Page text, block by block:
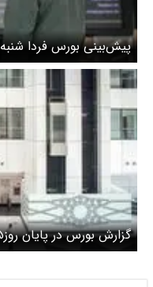
پیش‌بینی بورس فردا شنبه ۱۸ اسفند
گزارش بورس در پایان روز۱۵ اسفند